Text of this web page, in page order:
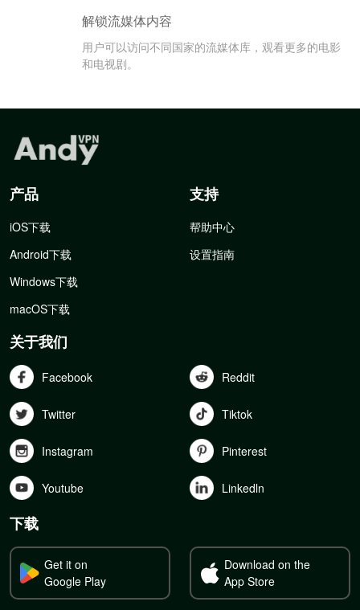
解锁流媒体内容
用户可以访问不同国家的流媒体库，观看更多的电影
和电视剧。
产品
iOS下载
Android下载
Windows下载
macOS下载
支持
帮助中心
设置指南
关于我们
Facebook Reddit
Twitter Tiktok
Instagram Pinterest
Youtube Linkedln
下载
Get it on
Google Play
Download on the
App Store